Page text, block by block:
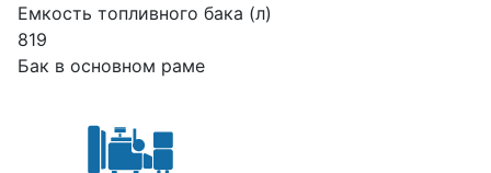
Емкость топливного бака (л)
819
Бак в основном раме